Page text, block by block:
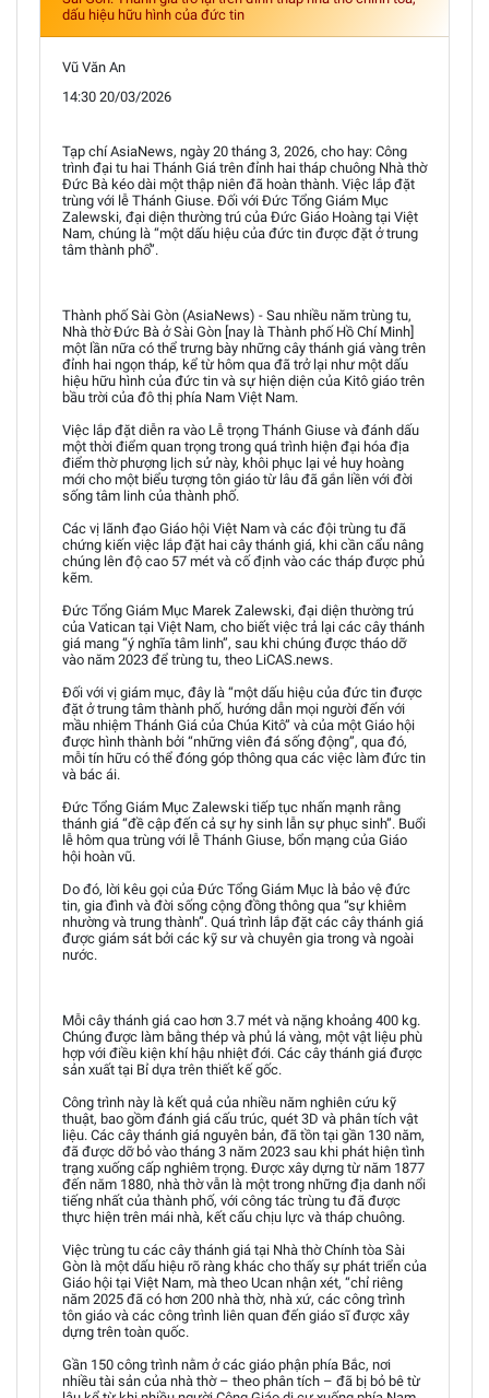
dấu hiệu hữu hình của đức tin
Vũ Văn An
14:30 20/03/2026
Tạp chí AsiaNews, ngày 20 tháng 3, 2026, cho hay: Công
trình đại tu hai Thánh Giá trên đỉnh hai tháp chuông Nhà thờ
Đức Bà kéo dài một thập niên đã hoàn thành. Việc lắp đặt
trùng với lễ Thánh Giuse. Đối với Đức Tổng Giám Mục
Zalewski, đại diện thường trú của Đức Giáo Hoàng tại Việt
Nam, chúng là “một dấu hiệu của đức tin được đặt ở trung
tâm thành phố”.
Thành phố Sài Gòn (AsiaNews) - Sau nhiều năm trùng tu,
Nhà thờ Đức Bà ở Sài Gòn [nay là Thành phố Hồ Chí Minh]
một lần nữa có thể trưng bày những cây thánh giá vàng trên
đỉnh hai ngọn tháp, kể từ hôm qua đã trở lại như một dấu
hiệu hữu hình của đức tin và sự hiện diện của Kitô giáo trên
bầu trời của đô thị phía Nam Việt Nam.
Việc lắp đặt diễn ra vào Lễ trọng Thánh Giuse và đánh dấu
một thời điểm quan trọng trong quá trình hiện đại hóa địa
điểm thờ phượng lịch sử này, khôi phục lại vẻ huy hoàng
mới cho một biểu tượng tôn giáo từ lâu đã gắn liền với đời
sống tâm linh của thành phố.
Các vị lãnh đạo Giáo hội Việt Nam và các đội trùng tu đã
chứng kiến việc lắp đặt hai cây thánh giá, khi cần cẩu nâng
chúng lên độ cao 57 mét và cố định vào các tháp được phủ
kẽm.
Đức Tổng Giám Mục Marek Zalewski, đại diện thường trú
của Vatican tại Việt Nam, cho biết việc trả lại các cây thánh
giá mang “ý nghĩa tâm linh”, sau khi chúng được tháo dỡ
vào năm 2023 để trùng tu, theo LiCAS.news.
Đối với vị giám mục, đây là “một dấu hiệu của đức tin được
đặt ở trung tâm thành phố, hướng dẫn mọi người đến với
mầu nhiệm Thánh Giá của Chúa Kitô” và của một Giáo hội
được hình thành bởi “những viên đá sống động”, qua đó,
mỗi tín hữu có thể đóng góp thông qua các việc làm đức tin
và bác ái.
Đức Tổng Giám Mục Zalewski tiếp tục nhấn mạnh rằng
thánh giá “đề cập đến cả sự hy sinh lẫn sự phục sinh”. Buổi
lễ hôm qua trùng với lễ Thánh Giuse, bổn mạng của Giáo
hội hoàn vũ.
Do đó, lời kêu gọi của Đức Tổng Giám Mục là bảo vệ đức
tin, gia đình và đời sống cộng đồng thông qua “sự khiêm
nhường và trung thành”. Quá trình lắp đặt các cây thánh giá
được giám sát bởi các kỹ sư và chuyên gia trong và ngoài
nước.
Mỗi cây thánh giá cao hơn 3.7 mét và nặng khoảng 400 kg.
Chúng được làm bằng thép và phủ lá vàng, một vật liệu phù
hợp với điều kiện khí hậu nhiệt đới. Các cây thánh giá được
sản xuất tại Bỉ dựa trên thiết kế gốc.
Công trình này là kết quả của nhiều năm nghiên cứu kỹ
thuật, bao gồm đánh giá cấu trúc, quét 3D và phân tích vật
liệu. Các cây thánh giá nguyên bản, đã tồn tại gần 130 năm,
đã được dỡ bỏ vào tháng 3 năm 2023 sau khi phát hiện tình
trạng xuống cấp nghiêm trọng. Được xây dựng từ năm 1877
đến năm 1880, nhà thờ vẫn là một trong những địa danh nổi
tiếng nhất của thành phố, với công tác trùng tu đã được
thực hiện trên mái nhà, kết cấu chịu lực và tháp chuông.
Việc trùng tu các cây thánh giá tại Nhà thờ Chính tòa Sài
Gòn là một dấu hiệu rõ ràng khác cho thấy sự phát triển của
Giáo hội tại Việt Nam, mà theo Ucan nhận xét, “chỉ riêng
năm 2025 đã có hơn 200 nhà thờ, nhà xứ, các công trình
tôn giáo và các công trình liên quan đến giáo sĩ được xây
dựng trên toàn quốc.
Gần 150 công trình nằm ở các giáo phận phía Bắc, nơi
nhiều tài sản của nhà thờ – theo phân tích – đã bị bỏ bê từ